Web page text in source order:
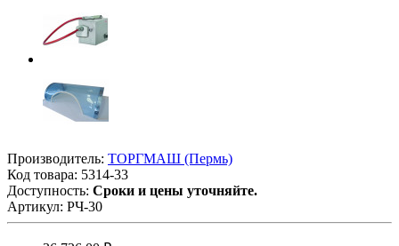
Производитель: ТОРГМАШ (Пермь)
Код товара: 5314-33
Доступность: Сроки и цены уточняйте.
Артикул: РЧ-30